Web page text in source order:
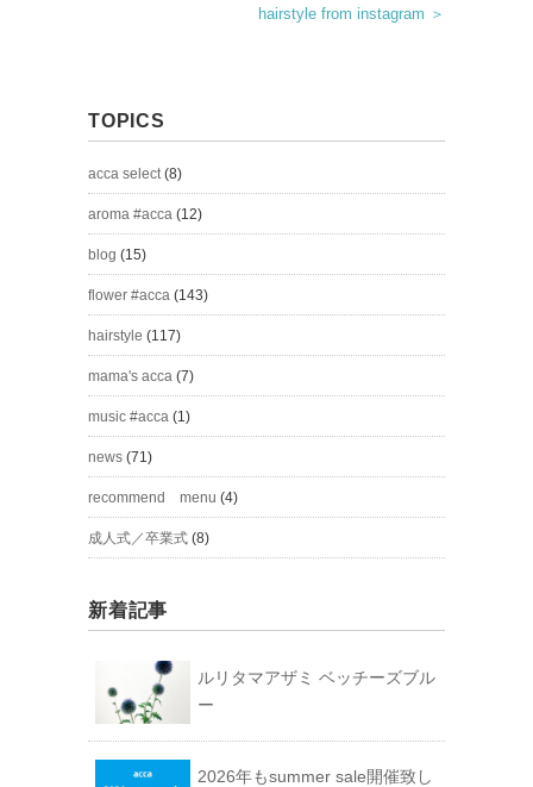
hairstyle from instagram ＞
TOPICS
acca select(8)
aroma #acca (12)
blog (15)
flower #acca (143)
hairstyle (117)
mama's acca (7)
music #acca (1)
news (71)
recommend menu (4)
成人式／卒業式 (8)
新着記事
ルリタマアザミ ベッチーズブル
ー
2026年もsummer sale開催致し